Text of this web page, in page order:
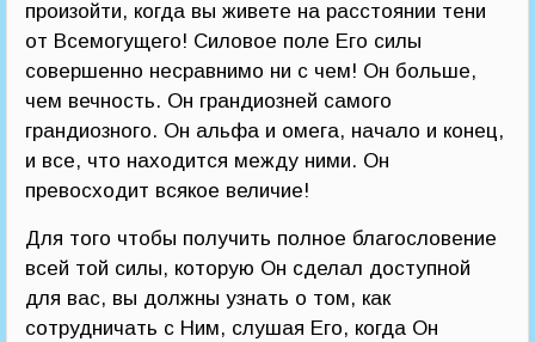
произойти, когда вы живете на расстоянии тени
от Всемогущего! Силовое поле Его силы
совершенно несравнимо ни с чем! Он больше,
чем вечность. Он грандиозней самого
грандиозного. Он альфа и омега, начало и конец,
и все, что находится между ними. Он
превосходит всякое величие!
Для того чтобы получить полное благословение
всей той силы, которую Он сделал доступной
для вас, вы должны узнать о том, как
сотрудничать с Ним, слушая Его, когда Он